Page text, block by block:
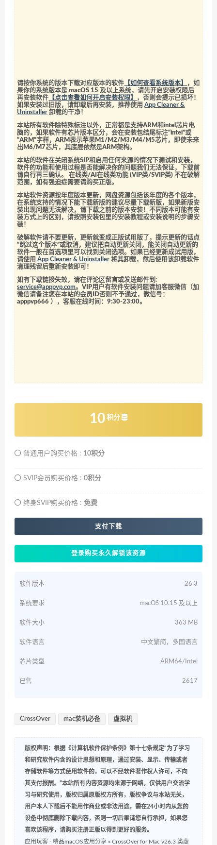
请按你系统的版本下载对应版本的软件 【如何查看系统版本】
，如
果你的系统版本是 macOS 15 及以上系统，请先开启安装权限后
再安装软件 【点击查看如何开启安装权限】
，否则会提示已损坏！
如果安装过旧版，请卸载后再安装，推荐使用App Cleaner &
Uninstaller 卸载的干净！
本站所有软件除特殊标注以外，正常都是支持ARM和intel芯片电
脑的，如果软件有芯片版本区分，会在安装包结尾标注“intel”或
“ARM”字样，ARM表示苹果M1/M2/M3/M4/M5芯片，即使未来
出M6/M7芯片，其底层依然是ARM架构。
本站的软件在关闭系统SIP和启用任何来源的情况下测试和安装，
软件的功能和使用过程是否能解决你的问题我们无法保证，下载前
请自行再三确认。 在线类/AI在线类功能 (VIP类/SVIP类) 不在破解
范围，如有强迫症需要请购买正版。
本站软件资源按年度版本更新，网盘资源包括该年度的各个版本，
在系统支持的情况下能下载新版的建议尽量下载新版，如果新版安
装出现问题无法解决，请下载之前的版本安装！不同版本可能有安
装方式上的区别，请按照安装包里的安装教程或安装说明的步骤安
装！
破解软件请不要更新，更新就变成正版试用版了，提示更新的话点
“跳过这个版本”或取消，建议把自动更新关闭，能关闭自动更新的
软件一般在首选项里可以找到关闭选项。如果已经更新成试用版，
请使用App Cleaner & Uninstaller 将其卸载，然后使用该卸载软件
清理残留后重新安装即可！
如有下载链接失效，请在评论区留言或发送邮件到:
service@apppvp.com。VIP用户有软件安装问题请加客服微信（加
微信请备注您在本站的会员ID否则不予通过，微信号：
apppvp666 ），客服在线时间：9:30-23:00。
10 积分
普通用户购买价格 : 10积分
SVIP会员购买价格 : 0积分
终身SVIP购买价格 : 免费
支付下载
登录购买永久解锁该资源
软件版本 26.3
系统要求 macOS 10.15 及以上
软件大小 363 MB
软件语言 中文繁简，多国语言
芯片类型 ARM64/Intel
已售 2617
CrossOver mac装机必备 虚拟机
版权声明：根据《计算机软件保护条例》第十七条规定“为了学习
和研究软件内含的设计思想和原理，通过安装、显示、传输或者
存储软件等方式使用软件的，可以不经软件著作权人许可，不向
其支付报酬。”本站所有内容资源均来源于网络，仅供用户交流学
习与研究使用，版权归属原版权方所有，版权争议与本站无关，
用户本人下载后不能用作商业或非法用途，需在24小时内从您的
设备中彻底删除下载内容，否则一切后果请您自行承担，如果您
喜欢该程序，请购买注册正版以得到更好的服务。
应用玩客 - 精品macOS应用分享 » CrossOver for Mac v26.3 类虚